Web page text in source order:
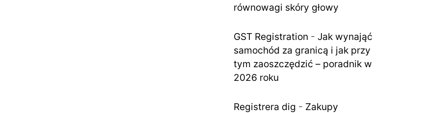
równowagi skóry głowy
GST Registration - Jak wynająć
samochód za granicą i jak przy
tym zaoszczędzić – poradnik w
2026 roku
Registrera dig - Zakupy